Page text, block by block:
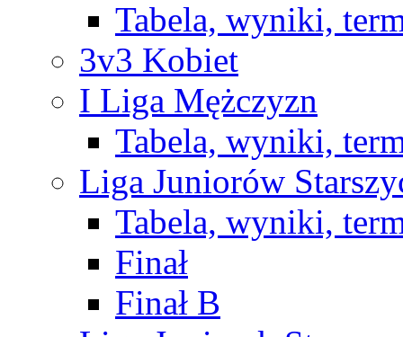
Tabela, wyniki,
3v3 Kobiet
I Liga Mężczyzn
Tabela, wyniki,
Liga Juniorów
Tabela, wyniki,
Finał
Finał B